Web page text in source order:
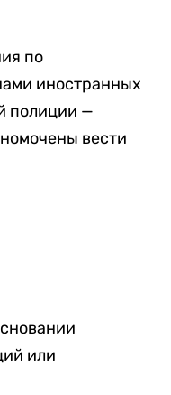
по
иностранных
полиции —
вести
или